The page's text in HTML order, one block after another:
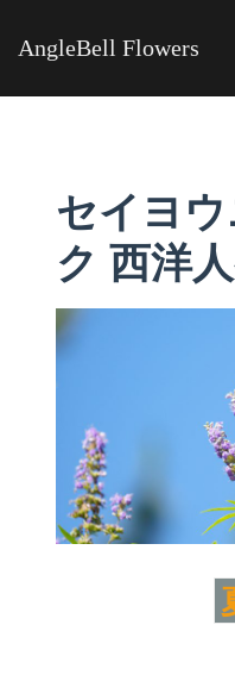
AngleBell Flowers
セイヨ
ク 西洋